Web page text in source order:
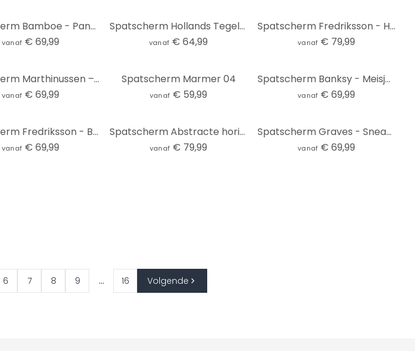
Spatscherm Bamboe - Panorama
vanaf € 69,99
Spatscherm Hollands Tegeltje 01
vanaf € 64,99
Spatscherm Fredriksson - Hexagons - Blue & Gold
vanaf € 79,99
Spatscherm Marthinussen – Burning Wate
vanaf € 69,99
Spatscherm Marmer 04
vanaf € 59,99
Spatscherm Banksy - Meisje met ballon - Panorama
vanaf € 69,99
Spatscherm Fredriksson - Blue Geometry
vanaf € 69,99
Spatscherm Abstracte horizon in limoengroen - Schmucker - Panorama
vanaf € 79,99
Spatscherm Graves - Sneaky Cat
vanaf € 69,99
6 7 8 9 ... 16 Volgende